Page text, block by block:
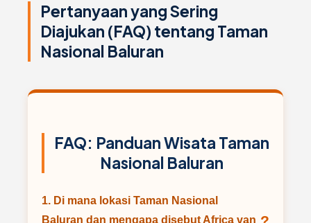
Pertanyaan yang Sering
Diajukan (FAQ) tentang Taman
Nasional Baluran
FAQ: Panduan Wisata Taman
Nasional Baluran
1. Di mana lokasi Taman Nasional
Baluran dan mengapa disebut Africa van